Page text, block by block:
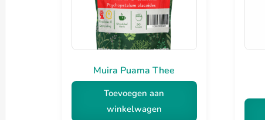
Muira Puama Thee
Toevoegen aan
winkelwagen